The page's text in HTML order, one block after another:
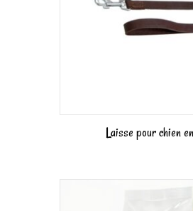
Laisse pour chien